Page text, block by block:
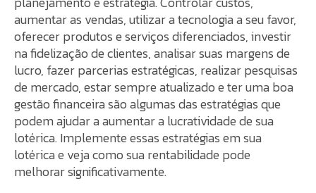
aumentar as vendas, utilizar a tecnologia a seu favor,
oferecer produtos e serviços diferenciados, investir
na fidelização de clientes, analisar suas margens de
lucro, fazer parcerias estratégicas, realizar pesquisas
de mercado, estar sempre atualizado e ter uma boa
gestão financeira são algumas das estratégias que
podem ajudar a aumentar a lucratividade de sua
lotérica. Implemente essas estratégias em sua
lotérica e veja como sua rentabilidade pode
melhorar significativamente.